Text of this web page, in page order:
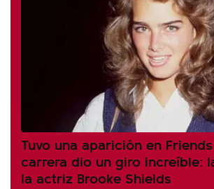
Tuvo una aparición en
carrera dio un giro increíble:
la actriz Brooke Shields